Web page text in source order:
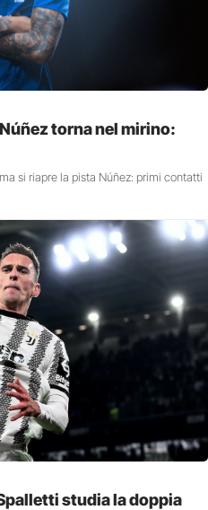
torna nel mirino:
si riapre la pista Núñez: primi contatti
studia la doppia